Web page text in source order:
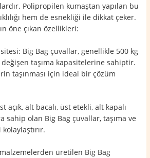
Polipropilen kumaştan yapılan bu
hem de esnekliği ile dikkat çeker.
öne çıkan özellikleri:
Big Bag çuvallar, genellikle 500 kg
değişen taşıma kapasitelerine sahiptir.
taşınması için ideal bir çözüm
açık, alt bacalı, üst etekli, alt kapalı
sahip olan Big Bag çuvallar, taşıma ve
malzemelerden üretilen Big Bag